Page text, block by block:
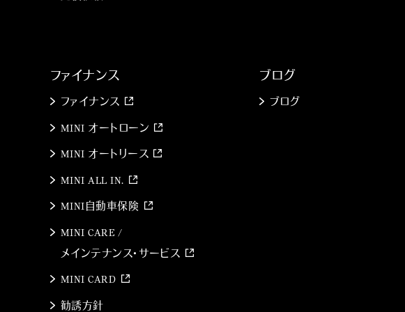
ファイナンス
ファイナンス
MINI オートローン
MINI オートリース
MINI ALL IN.
MINI自動車保険
MINI CARE /
メインテナンス・サービス
MINI CARD
勧誘方針
ブログ
ブログ